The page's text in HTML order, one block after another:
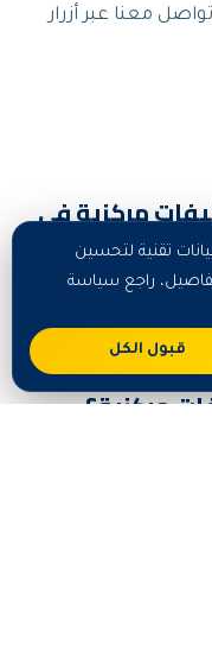
معنا عبر أزرار
مركزية في
في الرياض وجميع
على العمل.
مركزية؟
تقنية لتحسين
راجع سياسة
قبول الكل